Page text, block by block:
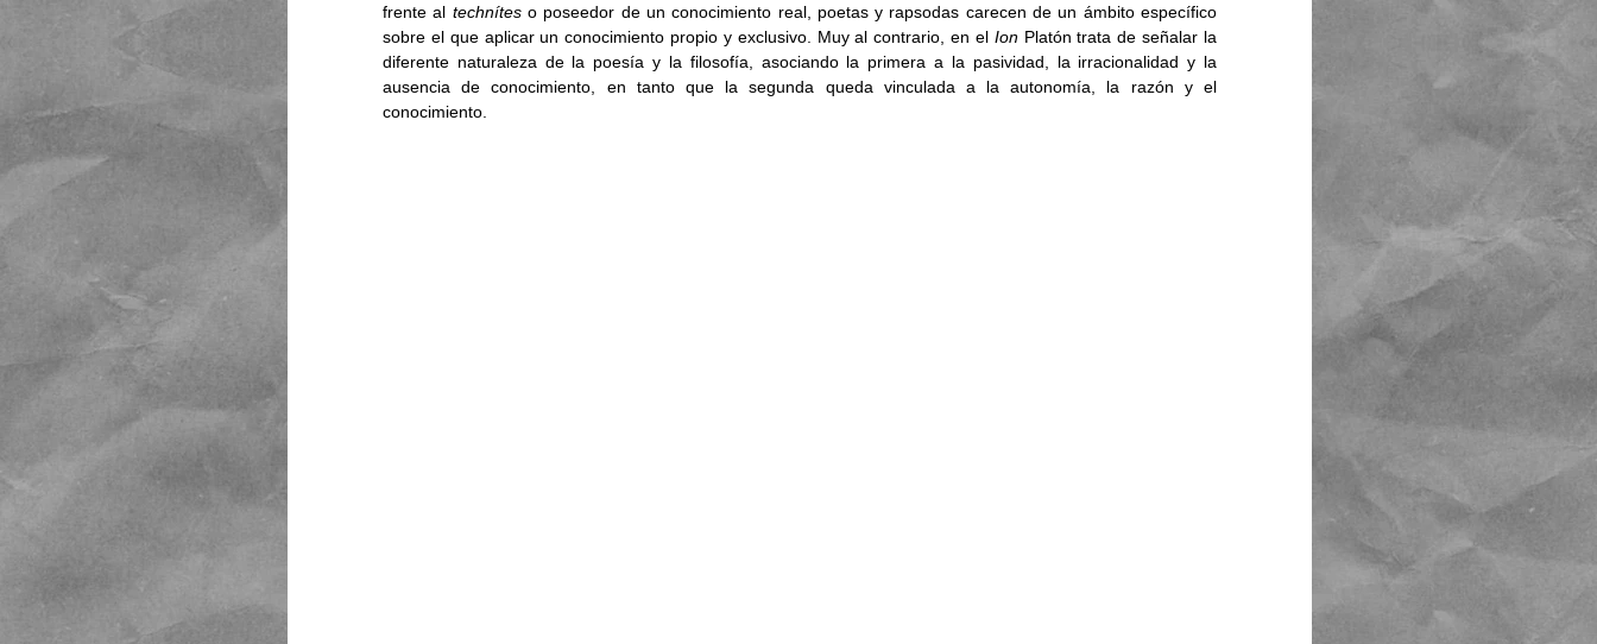
frente al technítes o poseedor de un conocimiento real, poetas y rapsodas carecen de un ámbito específico
sobre el que aplicar un conocimiento propio y exclusivo. Muy al contrario, en el Ion Platón trata de señalar la
diferente naturaleza de la poesía y la filosofía, asociando la primera a la pasividad, la irracionalidad y la
ausencia de conocimiento, en tanto que la segunda queda vinculada a la autonomía, la razón y el
conocimiento.